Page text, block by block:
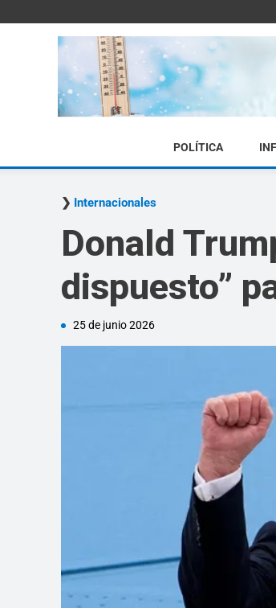
POLÍTICA
Internacionales
Donald
dispuesto”
25 de junio 2026